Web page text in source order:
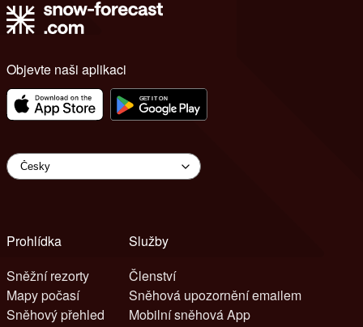
Objevte naši aplikaci
Prohlídka
Sněžní rezorty
Mapy počasí
Sněhový přehled
Služby
Členství
Sněhová upozornění emailem
Mobilní sněhová App